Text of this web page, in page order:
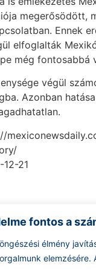
fontos a
élmény
elemzésére.
megerősödött,
Ennek
elfoglalták
még fontosabbá
végül
Azonban
21